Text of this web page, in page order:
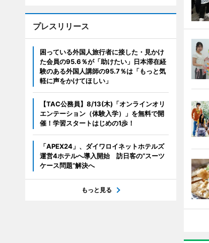
プレスリリース
困っている外国人旅行者に接した・見かけ
た会員の95.6％が「助けたい」日本滞在経
験のある外国人講師の95.7％は「もっと気
軽に声をかけてほしい」
【TAC公務員】8/13(木)「オンラインオリ
エンテーション（体験入学）」を無料で開
催！学習スタートはじめの1歩！
「APEX24」、ダイワロイネットホテルズ
運営4ホテルへ導入開始 訪日客の“スーツ
ケース問題”解決へ
もっと見る